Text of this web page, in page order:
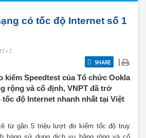
có tốc độ Internet số 1
SHARE
|
kiểm Speedtest của Tổ chức Ookla
rộng và cố định, VNPT đã trở
tốc độ Internet nhanh nhất tại Việt
từ gần 5 triệu lượt đo kiểm tốc độ truy